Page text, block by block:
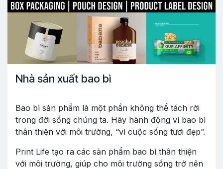
Nhà sản xuất bao bì
Bao bì sản phẩm là một phần không thể tách rời
trong đời sống chúng ta. Hãy hành động vì bao bì
thân thiện với môi trường, “vì cuộc sống tươi đẹp”.
Print Life tạo ra các sản phẩm bao bì thân thiện
với môi trường, giúp cho môi trường sống trở nên